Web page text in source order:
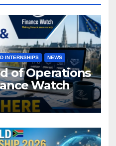
INTERNSHIPS NEWS
of Operations
Watch